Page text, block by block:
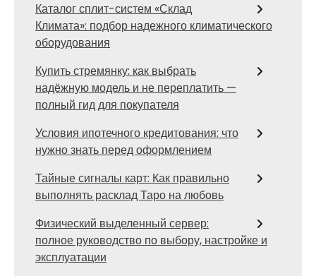
Каталог сплит-систем «Склад
Климата»: подбор надежного климатического
оборудования
Купить стремянку: как выбрать
надёжную модель и не переплатить —
полный гид для покупателя
Условия ипотечного кредитования: что
нужно знать перед оформлением
Тайные сигналы карт: Как правильно
выполнять расклад Таро на любовь
Физический выделенный сервер:
полное руководство по выбору, настройке и
эксплуатации